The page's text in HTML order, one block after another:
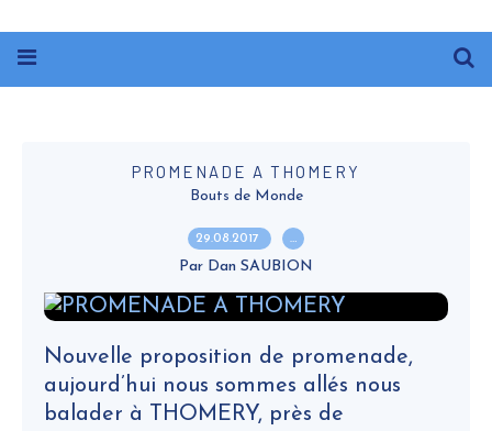
PROMENADE A THOMERY
Bouts de Monde
29.08.2017 …
Par Dan SAUBION
Nouvelle proposition de promenade,
aujourd’hui nous sommes allés nous
balader à THOMERY, près de